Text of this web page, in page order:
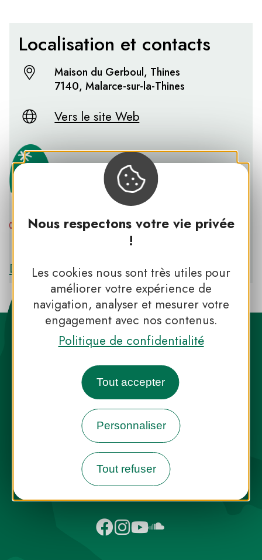
Nous respectons votre vie privée
!
Les cookies nous sont très utiles pour
améliorer votre expérience de
navigation, analyser et mesurer votre
engagement avec nos contenus.
Politique de confidentialité
Tout accepter
Personnaliser
Tout refuser
Localisation et contacts
Maison du Gerboul, Thines
7140, Malarce-sur-la-Thines
Vers le site Web
PNR DES MONTS D’ARDÈCHE
Découvrir le PNR DES MONTS D’ARDÈCHE
Destination Parcs, de l’inspiration en
toute saison
INFOS PRESSEFAQNOUS CONTACTER
NEWSLETTER